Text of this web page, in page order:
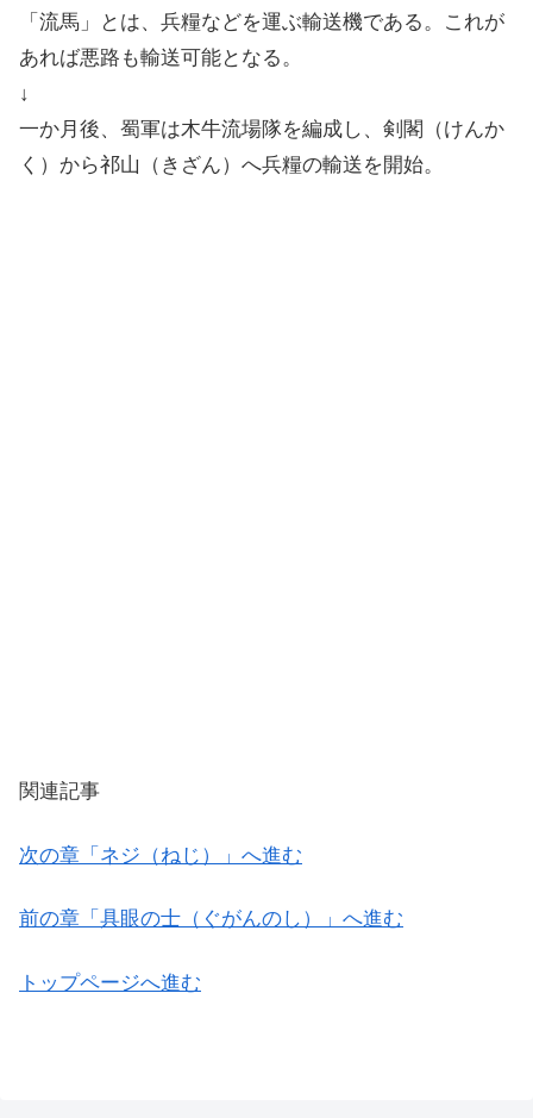
「流馬」とは、兵糧などを運ぶ輸送機である。これが
あれば悪路も輸送可能となる。
↓
一か月後、蜀軍は木牛流場隊を編成し、剣閣（けんか
く）から祁山（きざん）へ兵糧の輸送を開始。
関連記事
次の章「ネジ（ねじ）」へ進む
前の章「具眼の士（ぐがんのし）」へ進む
トップページへ進む